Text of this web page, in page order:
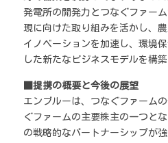
発電所の開発力とつなぐファー
現に向けた取り組みを活かし、
イノベーションを加速し、環境
した新たなビジネスモデルを構築
■提携の概要と今後の展望
エンブルーは、つなぐファーム
ぐファームの主要株主の一つと
の戦略的なパートナーシップが